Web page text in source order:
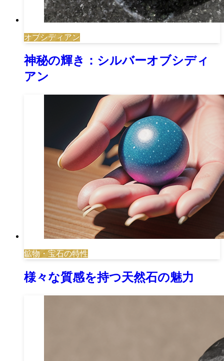
オブシディアン
神秘の輝き：シルバーオブシディ
アン
鉱物・宝石の特性
様々な質感を持つ天然石の魅力